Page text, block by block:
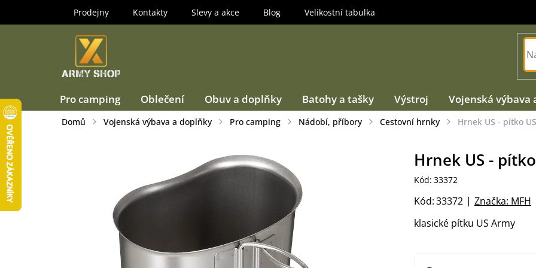
Prodejny Kontakty Slevy a akce Blog Velikostní tabulka
Pro camping Oblečení Obuv a doplňky Batohy a tašky Výstroj Vojenská výbava
Domů Vojenská výbava a doplňky Pro camping Nádobí, příbory Cestovní hrnky Hrnek US - pítko US
klasické pítku US Army
Hrnek US -
Kód: 33372
Značka: MFH
Kód:33372